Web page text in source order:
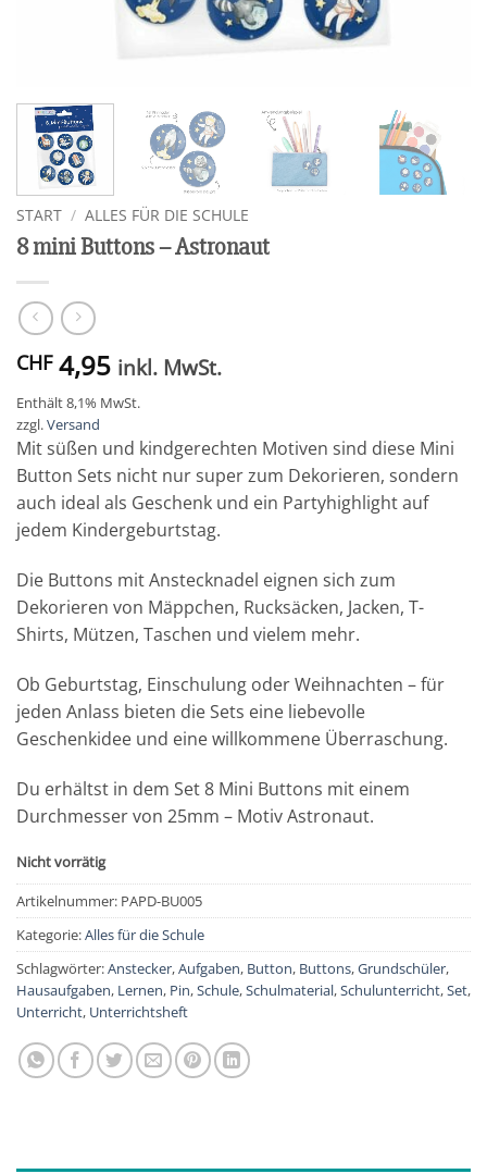
START / ALLES FÜR DIE SCHULE
8 mini Buttons – Astronaut
CHF4,95 inkl. MwSt.
Enthält 8,1% MwSt.
zzgl.Versand
Mit süßen und kindgerechten Motiven sind diese Mini
Button Sets nicht nur super zum Dekorieren, sondern
auch ideal als Geschenk und ein Partyhighlight auf
jedem Kindergeburtstag.
Die Buttons mit Anstecknadel eignen sich zum
Dekorieren von Mäppchen, Rucksäcken, Jacken, T-
Shirts, Mützen, Taschen und vielem mehr.
Ob Geburtstag, Einschulung oder Weihnachten – für
jeden Anlass bieten die Sets eine liebevolle
Geschenkidee und eine willkommene Überraschung.
Du erhältst in dem Set 8 Mini Buttons mit einem
Durchmesser von 25mm – Motiv Astronaut.
Nicht vorrätig
Artikelnummer: PAPD-BU005
Kategorie:Alles für die Schule
Schlagwörter:Anstecker,Aufgaben, Button, Buttons,Grundschüler,
Hausaufgaben, Lernen, Pin,Schule,Schulmaterial,Schulunterricht,Set,
Unterricht, Unterrichtsheft